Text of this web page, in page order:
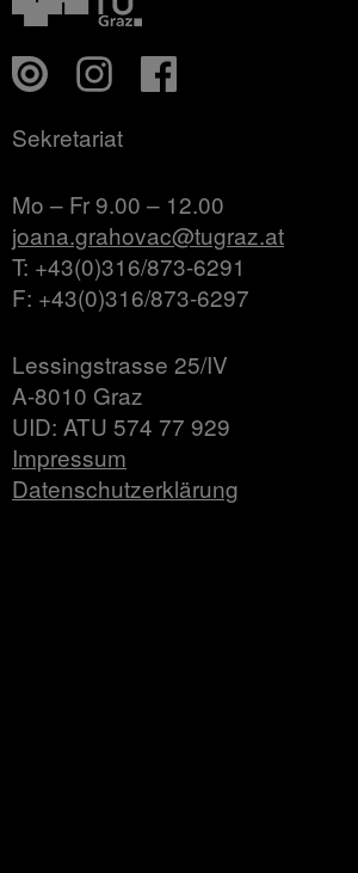
Sekretariat
Mo – Fr 9.00 – 12.00
joana.grahovac@tugraz.at
T: +43(0)316/873-6291
F: +43(0)316/873-6297
Lessingstrasse 25/IV
A-8010 Graz
UID: ATU 574 77 929
Impressum
Datenschutzerklärung